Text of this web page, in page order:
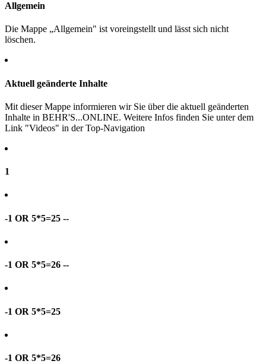
Allgemein
Die Mappe „Allgemein" ist voreingstellt und lässt sich nicht
löschen.
Aktuell geänderte Inhalte
Mit dieser Mappe informieren wir Sie über die aktuell geänderten
Inhalte in BEHR'S...ONLINE. Weitere Infos finden Sie unter dem
Link "Videos" in der Top-Navigation
1
-1 OR 5*5=25 --
-1 OR 5*5=26 --
-1 OR 5*5=25
-1 OR 5*5=26